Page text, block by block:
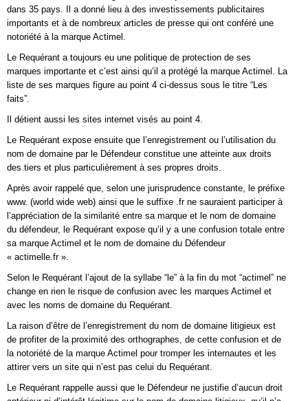
dans 35 pays. Il a donné lieu à des investissements publicitaires
importants et à de nombreux articles de presse qui ont conféré une
notoriété à la marque Actimel.
Le Requérant a toujours eu une politique de protection de ses
marques importante et c’est ainsi qu’il a protégé la marque Actimel. La
liste de ses marques figure au point 4 ci-dessus sous le titre “Les
faits”.
Il détient aussi les sites internet visés au point 4.
Le Requérant expose ensuite que l’enregistrement ou l’utilisation du
nom de domaine par le Défendeur constitue une atteinte aux droits
des tiers et plus particulièrement à ses propres droits.
Après avoir rappelé que, selon une jurisprudence constante, le préfixe
www. (world wide web) ainsi que le suffixe .fr ne sauraient participer à
l’appréciation de la similarité entre sa marque et le nom de domaine
du défendeur, le Requérant expose qu’il y a une confusion totale entre
sa marque Actimel et le nom de domaine du Défendeur
« actimelle.fr ».
Selon le Requérant l’ajout de la syllabe “le” à la fin du mot “actimel” ne
change en rien le risque de confusion avec les marques Actimel et
avec les noms de domaine du Requérant.
La raison d’être de l’enregistrement du nom de domaine litigieux est
de profiter de la proximité des orthographes, de cette confusion et de
la notoriété de la marque Actimel pour tromper les internautes et les
attirer vers un site qui n’est pas celui du Requérant.
Le Requérant rappelle aussi que le Défendeur ne justifie d’aucun droit